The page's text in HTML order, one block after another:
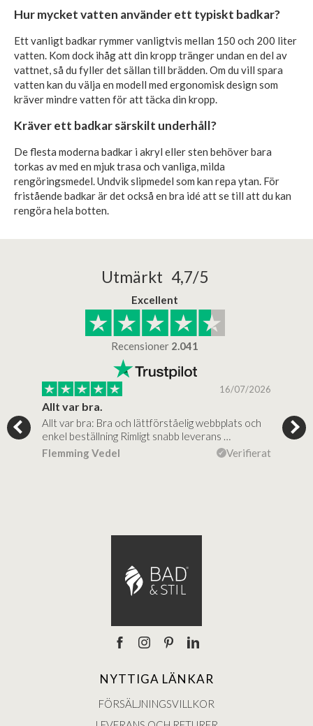
Hur mycket vatten använder ett typiskt badkar?
Ett vanligt badkar rymmer vanligtvis mellan 150 och 200 liter
vatten. Kom dock ihåg att din kropp tränger undan en del av
vattnet, så du fyller det sällan till brädden. Om du vill spara
vatten kan du välja en modell med ergonomisk design som
kräver mindre vatten för att täcka din kropp.
Kräver ett badkar särskilt underhåll?
De flesta moderna badkar i akryl eller sten behöver bara
torkas av med en mjuk trasa och vanliga, milda
rengöringsmedel. Undvik slipmedel som kan repa ytan. För
fristående badkar är det också en bra idé att se till att du kan
rengöra hela botten.
Utmärkt 4,7/5
Excellent
Recensioner 2.041
16/07/2026
Allt var bra.
Allt var bra: Bra och lättförståelig webbplats och
enkel beställning Rimligt snabb leverans …
Flemming Vedel
Verifierat
Jag
NYTTIGA LÄNKAR
FÖRSÄLJNINGSVILLKOR